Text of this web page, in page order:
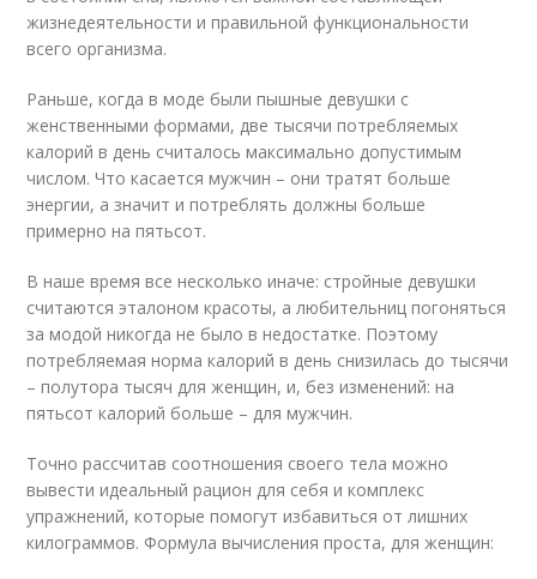
жизнедеятельности и правильной функциональности
всего организма.
Раньше, когда в моде были пышные девушки с
женственными формами, две тысячи потребляемых
калорий в день считалось максимально допустимым
числом. Что касается мужчин – они тратят больше
энергии, а значит и потреблять должны больше
примерно на пятьсот.
В наше время все несколько иначе: стройные девушки
считаются эталоном красоты, а любительниц погоняться
за модой никогда не было в недостатке. Поэтому
потребляемая норма калорий в день снизилась до тысячи
– полутора тысяч для женщин, и, без изменений: на
пятьсот калорий больше – для мужчин.
Точно рассчитав соотношения своего тела можно
вывести идеальный рацион для себя и комплекс
упражнений, которые помогут избавиться от лишних
килограммов. Формула вычисления проста, для женщин: